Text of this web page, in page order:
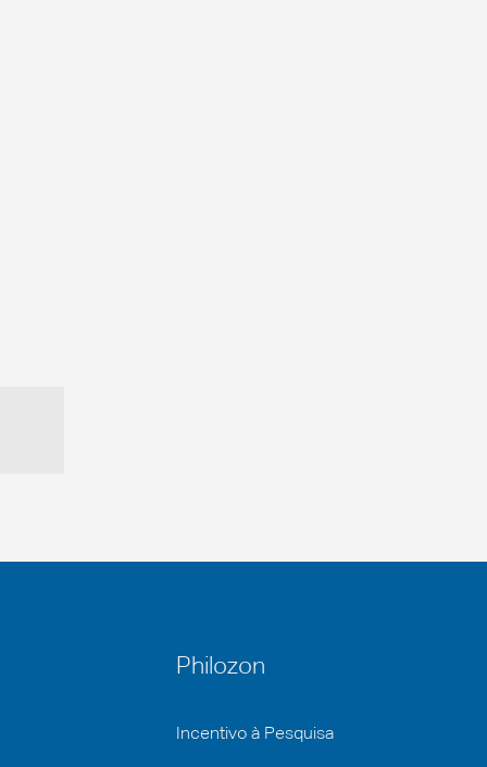
Philozon
Incentivo à Pesquisa